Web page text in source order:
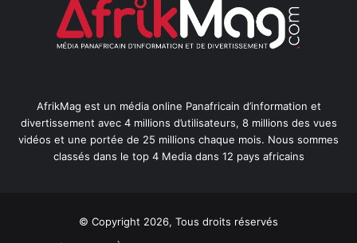
AfrikMag est un média online Panafricain d’information et
divertissement avec 4 millions d’utilisateurs, 8 millions des vues
vidéos et une portée de 25 millions chaque mois. Nous sommes
classés dans le top 4 Media dans 12 pays africains
© Copyright 2026, Tous droits réservés